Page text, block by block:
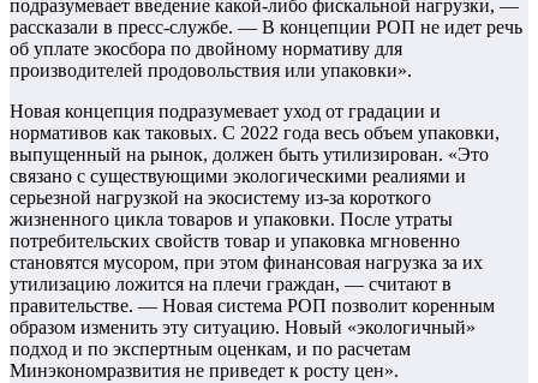
подразумевает введение какой-либо фискальной нагрузки, —
рассказали в пресс-службе. — В концепции РОП не идет речь
об уплате экосбора по двойному нормативу для
производителей продовольствия или упаковки».
Новая концепция подразумевает уход от градации и
нормативов как таковых. С 2022 года весь объем упаковки,
выпущенный на рынок, должен быть утилизирован. «Это
связано с существующими экологическими реалиями и
серьезной нагрузкой на экосистему из-за короткого
жизненного цикла товаров и упаковки. После утраты
потребительских свойств товар и упаковка мгновенно
становятся мусором, при этом финансовая нагрузка за их
утилизацию ложится на плечи граждан, — считают в
правительстве. — Новая система РОП позволит коренным
образом изменить эту ситуацию. Новый «экологичный»
подход и по экспертным оценкам, и по расчетам
Минэкономразвития не приведет к росту цен».